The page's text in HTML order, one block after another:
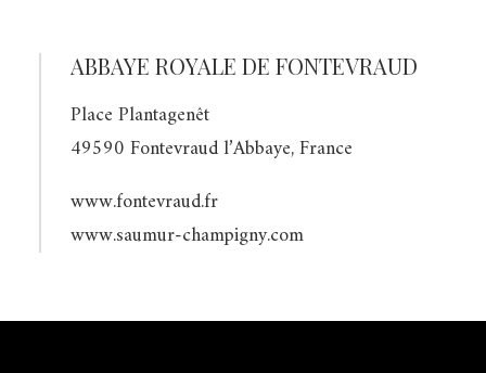
ABBAYE ROYALE DE FONTEVRAUD
Place Plantagenêt
49590 Fontevraud l’Abbaye, France
www.fontevraud.fr
www.saumur-champigny.com